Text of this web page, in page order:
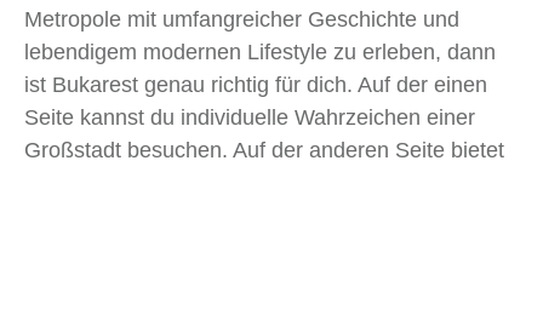
Metropole mit umfangreicher Geschichte und
lebendigem modernen Lifestyle zu erleben, dann
ist Bukarest genau richtig für dich. Auf der einen
Seite kannst du individuelle Wahrzeichen einer
Großstadt besuchen. Auf der anderen Seite bietet